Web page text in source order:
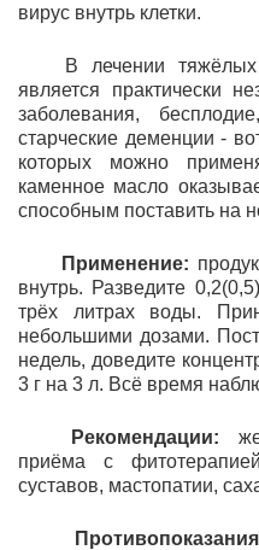
вирус внутрь клетки.
В лечении
является практически
заболевания,
старческие деменции -
которых можно
каменное масло
способным поставить на
Применение:
внутрь. Разведите
трёх литрах воды.
небольшими дозами.
недель, доведите
3 г на 3 л. Всё время
Рекомендации:
приёма с
суставов, мастопатии,